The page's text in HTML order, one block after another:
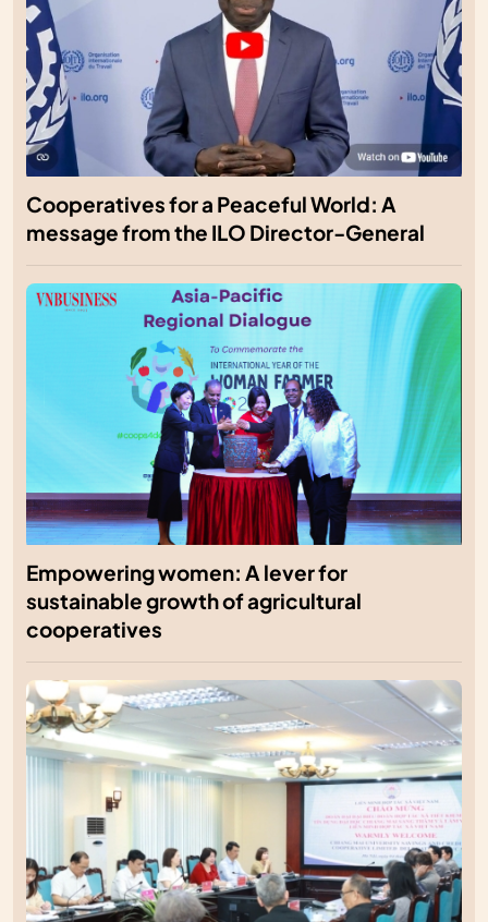
Cooperatives for a Peaceful World: A
message from the ILO Director-General
Empowering women: A lever for
sustainable growth of agricultural
cooperatives